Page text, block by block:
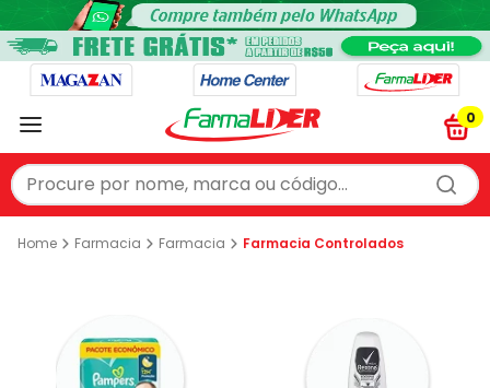
0
Procure por nome, marca ou código...
Farmacia Farmacia Farmacia Controlados
desodorante